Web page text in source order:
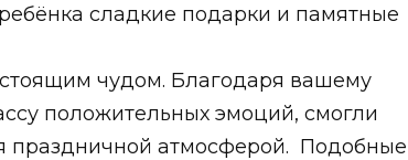
сладкие подарки и памятные
чудом. Благодаря вашему
положительных эмоций, смогли
праздничной атмосферой. Подобные